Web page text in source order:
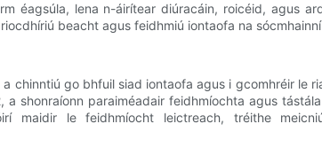
éagsúla, lena n-áirítear diúracáin, roicéid, agus
beacht agus feidhmiú iontaofa na
chinntiú go bhfuil siad iontaofa agus i gcomhréir le
shonraíonn paraiméadair feidhmíochta agus
le feidhmíocht leictreach, tréithe